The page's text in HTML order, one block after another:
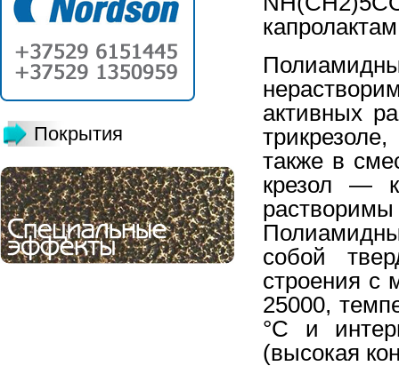
Покрытия
активных
также в
крезол —
собой
строения с
25000,
°С и
(высокая